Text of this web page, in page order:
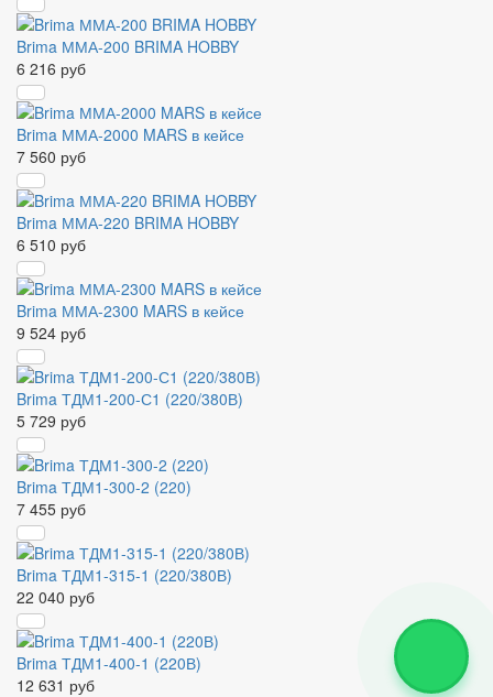
Brima ММА-200 BRIMA HOBBY
6 216 руб
Brima ММА-2000 MARS в кейсе
7 560 руб
Brima ММА-220 BRIMA HOBBY
6 510 руб
Brima ММА-2300 MARS в кейсе
9 524 руб
Brima ТДМ1-200-С1 (220/380В)
5 729 руб
Brima ТДМ1-300-2 (220)
7 455 руб
Brima ТДМ1-315-1 (220/380В)
22 040 руб
Brima ТДМ1-400-1 (220В)
12 631 руб